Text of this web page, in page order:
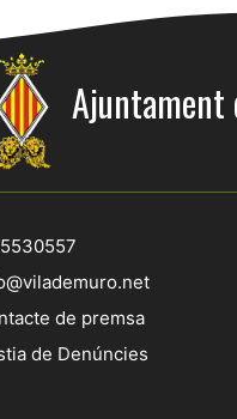
Ajuntament
de premsa
de Denúncies